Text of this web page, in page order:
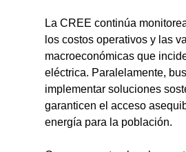
La CREE continúa
los costos operativos y las
macroeconómicas que
eléctrica. Paralelamente,
implementar soluciones
garanticen el acceso
energía para la población.